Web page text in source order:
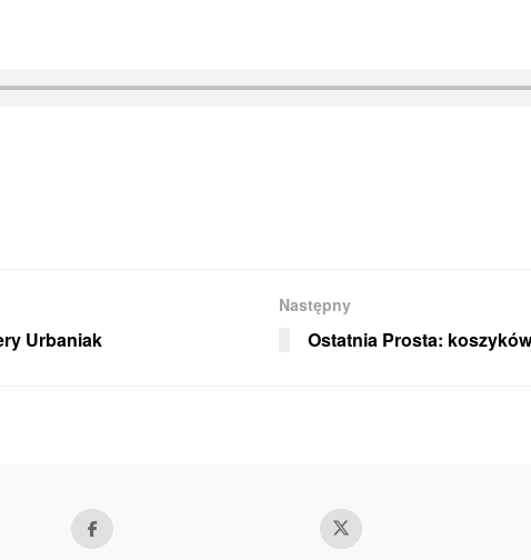
Urbaniak
Następny
Ostatnia Prosta: